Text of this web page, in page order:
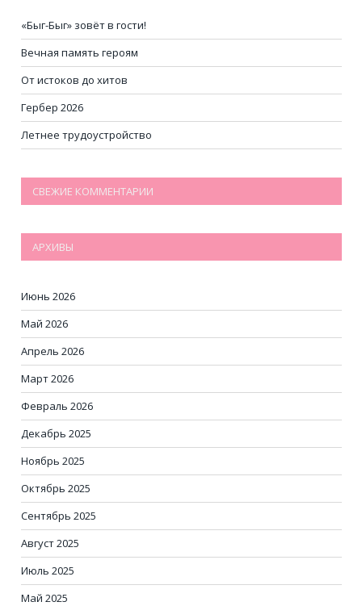
«Быг-Быг» зовёт в гости!
Вечная память героям
От истоков до хитов
Гербер 2026
Летнее трудоустройство
СВЕЖИЕ КОММЕНТАРИИ
АРХИВЫ
Июнь 2026
Май 2026
Апрель 2026
Март 2026
Февраль 2026
Декабрь 2025
Ноябрь 2025
Октябрь 2025
Сентябрь 2025
Август 2025
Июль 2025
Май 2025